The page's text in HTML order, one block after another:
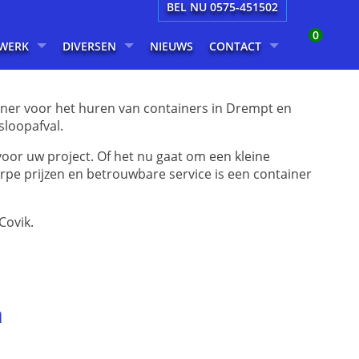
DIVERSEN NIEUWS CONTACT
BEL NU 0575-451502
0
voor het huren van containers in Drempt en
uw project. Of het nu gaat om een kleine
prijzen en betrouwbare service is een container